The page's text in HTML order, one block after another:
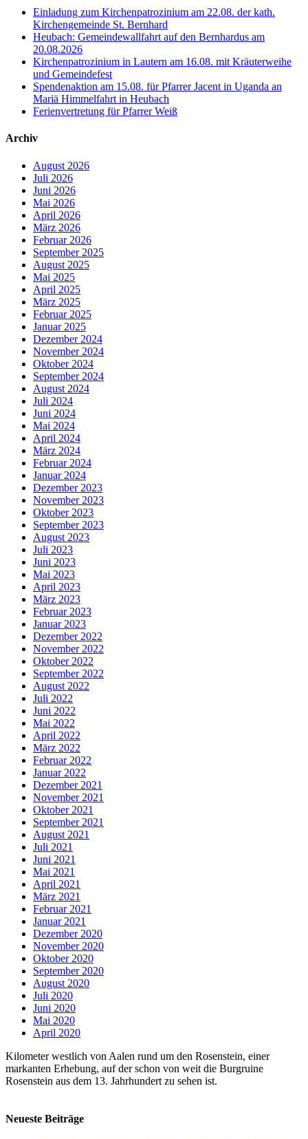
Einladung zum Kirchenpatrozinium am 22.08. der kath.
Kirchengemeinde St. Bernhard
Heubach: Gemeindewallfahrt auf den Bernhardus am
20.08.2026
Kirchenpatrozinium in Lautern am 16.08. mit Kräuterweihe
und Gemeindefest
Spendenaktion am 15.08. für Pfarrer Jacent in Uganda an
Mariä Himmelfahrt in Heubach
Ferienvertretung für Pfarrer Weiß
Archiv
August 2026
Juli 2026
Juni 2026
Mai 2026
April 2026
März 2026
Februar 2026
September 2025
August 2025
Mai 2025
April 2025
März 2025
Februar 2025
Januar 2025
Dezember 2024
November 2024
Oktober 2024
September 2024
August 2024
Juli 2024
Juni 2024
Mai 2024
April 2024
März 2024
Februar 2024
Januar 2024
Dezember 2023
November 2023
Oktober 2023
September 2023
August 2023
Juli 2023
Juni 2023
Mai 2023
April 2023
März 2023
Februar 2023
Januar 2023
Dezember 2022
November 2022
Oktober 2022
September 2022
August 2022
Juli 2022
Juni 2022
Mai 2022
April 2022
März 2022
Februar 2022
Januar 2022
Dezember 2021
November 2021
Oktober 2021
September 2021
August 2021
Juli 2021
Juni 2021
Mai 2021
April 2021
März 2021
Februar 2021
Januar 2021
Dezember 2020
November 2020
Oktober 2020
September 2020
August 2020
Juli 2020
Juni 2020
Mai 2020
April 2020
Kilometer westlich von Aalen rund um den Rosenstein, einer
markanten Erhebung, auf der schon von weit die Burgruine
Rosenstein aus dem 13. Jahrhundert zu sehen ist.
Neueste Beiträge